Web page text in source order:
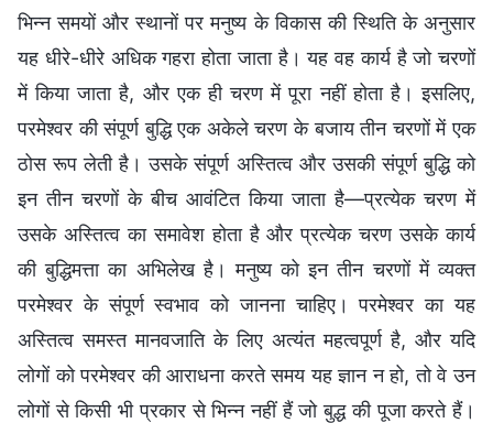
भिन्न समयों और स्थानों पर मनुष्य के विकास की स्थिति के अनुसार
यह धीरे-धीरे अधिक गहरा होता जाता है। यह वह कार्य है जो चरणों
में किया जाता है, और एक ही चरण में पूरा नहीं होता है। इसलिए,
परमेश्वर की संपूर्ण बुद्धि एक अकेले चरण के बजाय तीन चरणों में एक
ठोस रूप लेती है। उसके संपूर्ण अस्तित्व और उसकी संपूर्ण बुद्धि को
इन तीन चरणों के बीच आवंटित किया जाता है—प्रत्येक चरण में
उसके अस्तित्व का समावेश होता है और प्रत्येक चरण उसके कार्य
की बुद्धिमत्ता का अभिलेख है। मनुष्य को इन तीन चरणों में व्यक्त
परमेश्वर के संपूर्ण स्वभाव को जानना चाहिए। परमेश्वर का यह
अस्तित्व समस्त मानवजाति के लिए अत्यंत महत्वपूर्ण है, और यदि
लोगों को परमेश्वर की आराधना करते समय यह ज्ञान न हो, तो वे उन
लोगों से किसी भी प्रकार से भिन्न नहीं हैं जो बुद्ध की पूजा करते हैं।